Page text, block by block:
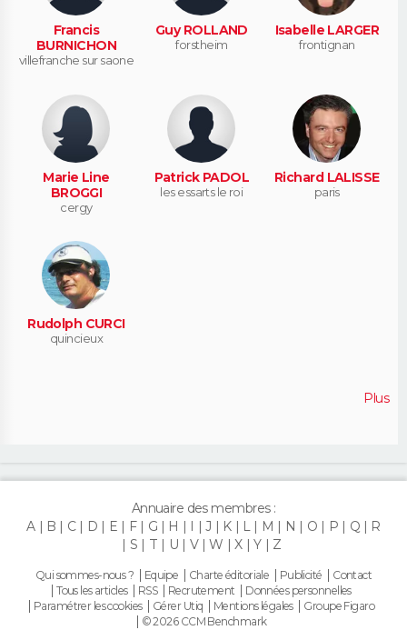
Francis
BURNICHON
villefranche sur saone
Guy ROLLAND
forstheim
Isabelle LARGER
frontignan
Marie Line
BROGGI
cergy
Patrick PADOL
les essarts le roi
Richard LALISSE
paris
Rudolph CURCI
quincieux
Plus
Annuaire des membres :
A
B C D E F G H I J K L M N O P Q
R
S
T U V W X Y Z
Qui sommes-nous ? Equipe Charte éditoriale Publicité
Contact
Tous les articles
RSS Recrutement
Données personnelles
Paramétrer les cookies
Gérer Utiq Mentions légales
Groupe Figaro
© 2026 CCM Benchmark